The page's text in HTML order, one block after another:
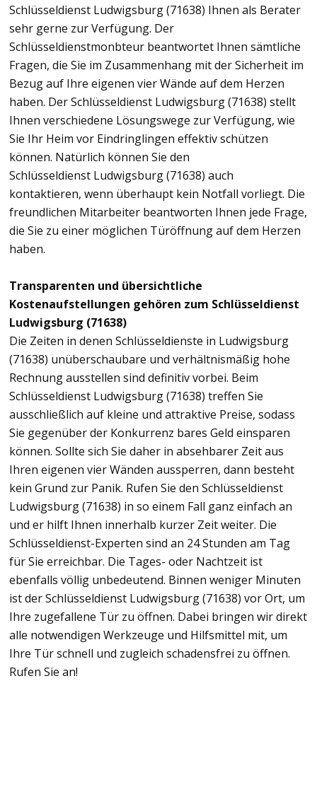
Schlüsseldienst Ludwigsburg (71638) Ihnen als Berater
sehr gerne zur Verfügung. Der
Schlüsseldienstmonbteur beantwortet Ihnen sämtliche
Fragen, die Sie im Zusammenhang mit der Sicherheit im
Bezug auf Ihre eigenen vier Wände auf dem Herzen
haben. Der Schlüsseldienst Ludwigsburg (71638) stellt
Ihnen verschiedene Lösungswege zur Verfügung, wie
Sie Ihr Heim vor Eindringlingen effektiv schützen
können. Natürlich können Sie den
Schlüsseldienst Ludwigsburg (71638) auch
kontaktieren, wenn überhaupt kein Notfall vorliegt. Die
freundlichen Mitarbeiter beantworten Ihnen jede Frage,
die Sie zu einer möglichen Türöffnung auf dem Herzen
haben.
Transparenten und übersichtliche
Kostenaufstellungen gehören zum Schlüsseldienst
Ludwigsburg (71638)
Die Zeiten in denen Schlüsseldienste in Ludwigsburg
(71638) unüberschaubare und verhältnismäßig hohe
Rechnung ausstellen sind definitiv vorbei. Beim
Schlüsseldienst Ludwigsburg (71638) treffen Sie
ausschließlich auf kleine und attraktive Preise, sodass
Sie gegenüber der Konkurrenz bares Geld einsparen
können. Sollte sich Sie daher in absehbarer Zeit aus
Ihren eigenen vier Wänden aussperren, dann besteht
kein Grund zur Panik. Rufen Sie den Schlüsseldienst
Ludwigsburg (71638) in so einem Fall ganz einfach an
und er hilft Ihnen innerhalb kurzer Zeit weiter. Die
Schlüsseldienst-Experten sind an 24 Stunden am Tag
für Sie erreichbar. Die Tages- oder Nachtzeit ist
ebenfalls völlig unbedeutend. Binnen weniger Minuten
ist der Schlüsseldienst Ludwigsburg (71638) vor Ort, um
Ihre zugefallene Tür zu öffnen. Dabei bringen wir direkt
alle notwendigen Werkzeuge und Hilfsmittel mit, um
Ihre Tür schnell und zugleich schadensfrei zu öffnen.
Rufen Sie an!